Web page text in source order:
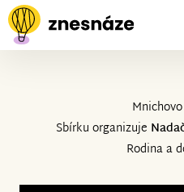
Sbírku organizuje
Rodina a